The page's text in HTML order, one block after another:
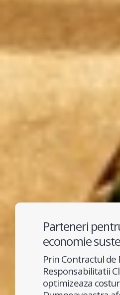
Parteneri
economie
Prin Contractul de
Responsabilitatii
optimizeaza